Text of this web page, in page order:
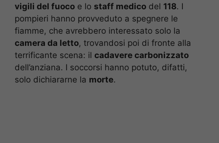
vigili del fuoco e lo staff medico del 118. I
pompieri hanno provveduto a spegnere le
fiamme, che avrebbero interessato solo la
camera da letto, trovandosi poi di fronte alla
terrificante scena: il cadavere carbonizzato
dell’anziana. I soccorsi hanno potuto, difatti,
solo dichiararne la morte.